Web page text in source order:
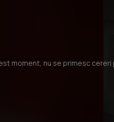
moment, nu se primesc